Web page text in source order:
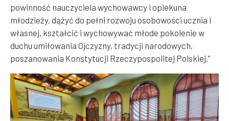
powinność nauczyciela wychowawcy i opiekuna
młodzieży, dążyć do pełni rozwoju osobowości ucznia i
własnej, kształcić i wychowywać młode pokolenie w
duchu umiłowania Ojczyzny, tradycji narodowych,
poszanowania Konstytucji Rzeczypospolitej Polskiej.”